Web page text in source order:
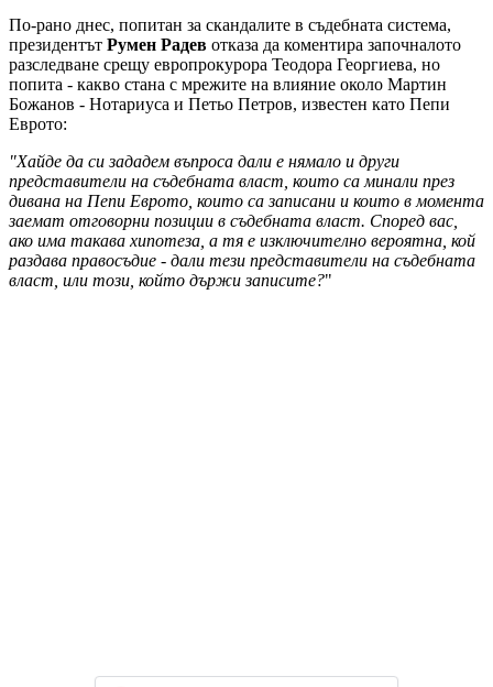
По-рано днес, попитан за скандалите в съдебната система,
президентът Румен Радев отказа да коментира започналото
разследване срещу европрокурора Теодора Георгиева, но
попита - какво стана с мрежите на влияние около Мартин
Божанов - Нотариуса и Петьо Петров, известен като Пепи
Еврото:
"Хайде да си зададем въпроса дали е нямало и други
представители на съдебната власт, които са минали през
дивана на Пепи Еврото, които са записани и които в момента
заемат отговорни позиции в съдебната власт. Според вас,
ако има такава хипотеза, а тя е изключително вероятна, кой
раздава правосъдие - дали тези представители на съдебната
власт, или този, който държи записите?"